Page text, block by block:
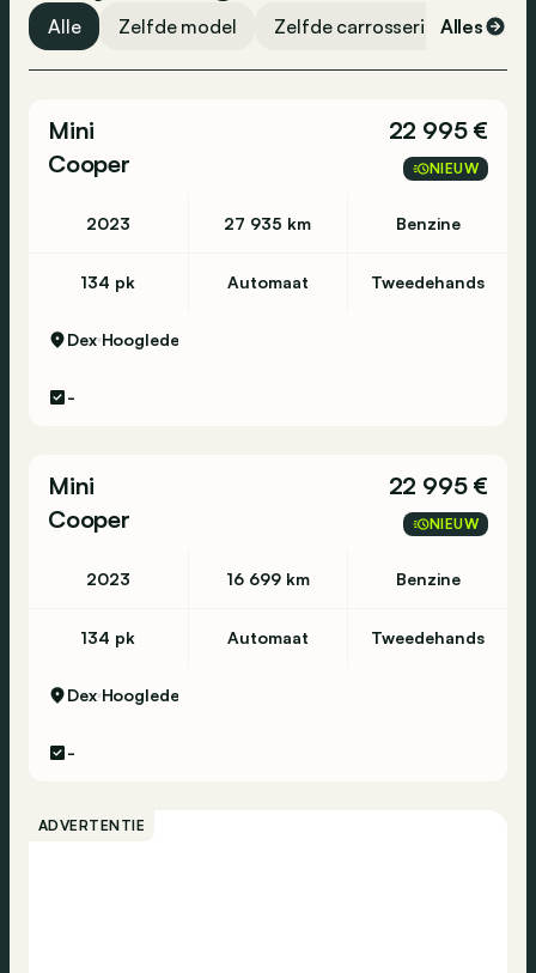
Rijbaanassistent
Verkeersbordendetectiesysteem
Parkeerhulp
High-beam assistant
Stuurbekrachtiging
Bluetooth
DAB-radio
Dagrijlichten
Airbag passagier
ESP
Traction control
Centrale vergrendeling
Zijdelingse airbag
Alle Zelfde model Zelfde carrosserievorm
Alles
Mini
Cooper
22 995 €
NIEUW
2023 27 935 km Benzine
134 pk Automaat Tweedehands
Dex Hooglede
-
Mini
Cooper
22 995 €
NIEUW
2023 16 699 km Benzine
134 pk Automaat Tweedehands
Dex Hooglede
-
ADVERTENTIE